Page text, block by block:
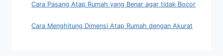
Cara Pasang Atap Rumah yang Benar agar tidak Bocor
Cara Menghitung Dimensi Atap Rumah dengan Akurat